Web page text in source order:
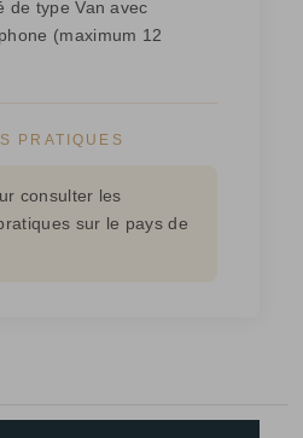
de type Van avec
(maximum 12
PRATIQUES
consulter les
sur le pays de